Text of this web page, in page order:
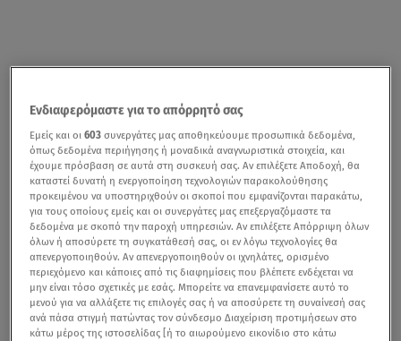
Ενδιαφερόμαστε για το απόρρητό σας
Εμείς και οι603 συνεργάτες μας αποθηκεύουμε προσωπικά δεδομένα,
όπως δεδομένα περιήγησης ή μοναδικά αναγνωριστικά στοιχεία, και
έχουμε πρόσβαση σε αυτά στη συσκευή σας. Αν επιλέξετε Αποδοχή, θα
καταστεί δυνατή η ενεργοποίηση τεχνολογιών παρακολούθησης
προκειμένου να υποστηριχθούν οι σκοποί που εμφανίζονται παρακάτω,
για τους οποίους εμείς και οι συνεργάτες μας επεξεργαζόμαστε τα
δεδομένα με σκοπό την παροχή υπηρεσιών. Αν επιλέξετε Απόρριψη όλων
όλων ή αποσύρετε τη συγκατάθεσή σας, οι εν λόγω τεχνολογίες θα
απενεργοποιηθούν. Αν απενεργοποιηθούν οι ιχνηλάτες, ορισμένο
περιεχόμενο και κάποιες από τις διαφημίσεις που βλέπετε ενδέχεται να
μην είναι τόσο σχετικές με εσάς. Μπορείτε να επανεμφανίσετε αυτό το
μενού για να αλλάξετε τις επιλογές σας ή να αποσύρετε τη συναίνεσή σας
ανά πάσα στιγμή πατώντας τον σύνδεσμο Διαχείριση προτιμήσεων στο
κάτω μέρος της ιστοσελίδας [ή το αιωρούμενο εικονίδιο στο κάτω